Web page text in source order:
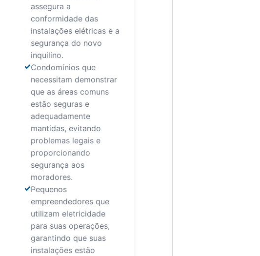
assegura a
conformidade das
instalações elétricas e a
segurança do novo
inquilino.
Condomínios que
necessitam demonstrar
que as áreas comuns
estão seguras e
adequadamente
mantidas, evitando
problemas legais e
proporcionando
segurança aos
moradores.
Pequenos
empreendedores que
utilizam eletricidade
para suas operações,
garantindo que suas
instalações estão